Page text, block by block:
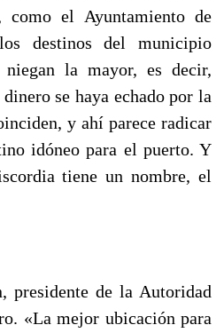
el Ayuntamiento de
destinos del municipio
niegan la mayor, es decir,
se haya echado por la
y ahí parece radicar
idóneo para el puerto. Y
tiene un nombre, el
presidente de la Autoridad
«La mejor ubicación para